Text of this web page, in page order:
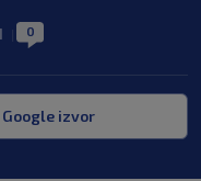
0
izvor